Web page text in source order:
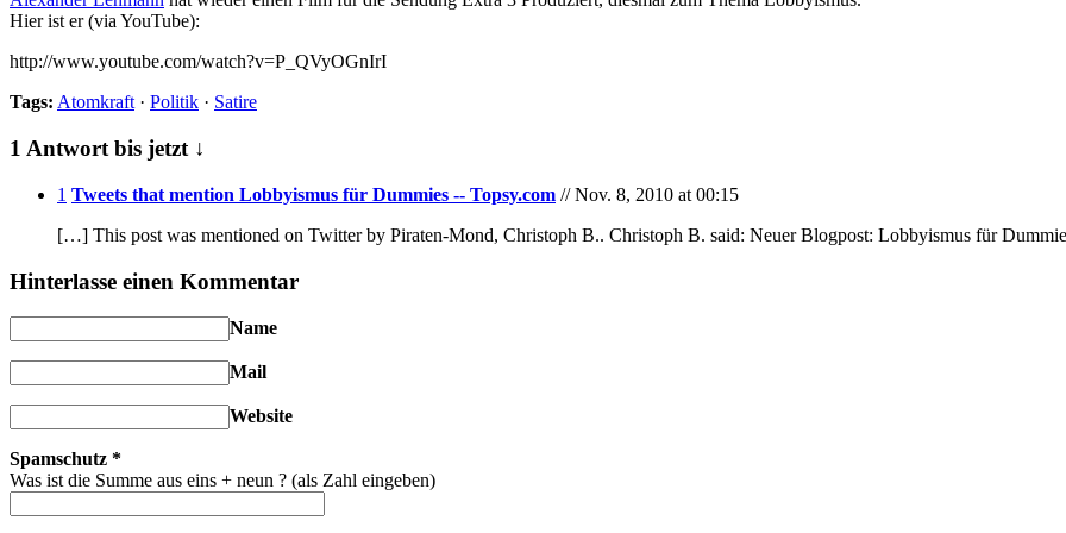
Hier ist er (via YouTube):
http://www.youtube.com/watch?v=P_QVyOGnIrI
Tags: Atomkraft· Politik · Satire
1 Antwort bis jetzt ↓
1 Tweets that mention Lobbyismus für Dummies -- Topsy.com // Nov. 8, 2010 at 00:15
[…] This post was mentioned on Twitter by Piraten-Mond, Christoph B.. Christoph B. said: Neuer Blogpost: Lobbyismus für
Hinterlasse einen Kommentar
Name
Mail
Website
Spamschutz *
Was ist die Summe aus eins + neun ? (als Zahl eingeben)